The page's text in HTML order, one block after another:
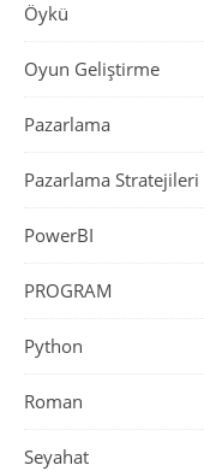
Öykü
Oyun Geliştirme
Pazarlama
Pazarlama Stratejileri
PowerBI
PROGRAM
Python
Roman
Seyahat